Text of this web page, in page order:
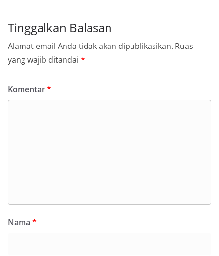
Tinggalkan Balasan
Alamat email Anda tidak akan dipublikasikan. Ruas
yang wajib ditandai *
Komentar*
Nama *